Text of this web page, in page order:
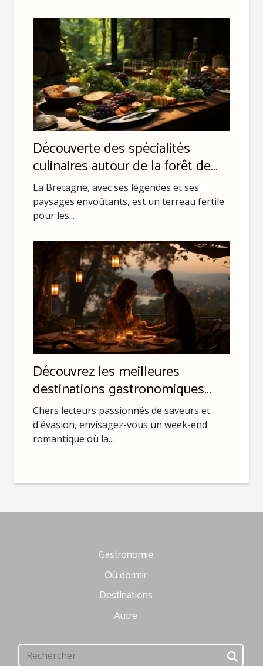
Découverte des spécialités
culinaires autour de la forêt de
Brocéliande
La Bretagne, avec ses légendes et ses
paysages envoûtants, est un terreau fertile
pour les...
Découvrez les meilleures
destinations gastronomiques
pour un week-end romantique
Chers lecteurs passionnés de saveurs et
d'évasion, envisagez-vous un week-end
romantique où la...
Gastronomie
Où dormir
Destinations
Autre